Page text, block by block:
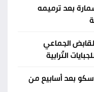
بعد ترميمه
الجماعي
التّرابية
بعد أسابيع من